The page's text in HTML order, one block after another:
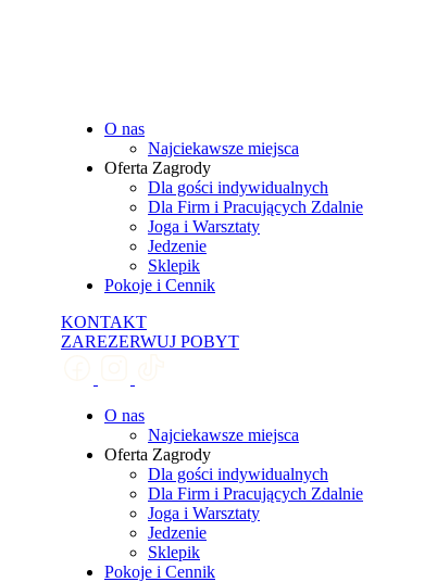
O nas
Najciekawsze miejsca
Oferta Zagrody
Dla gości indywidualnych
Dla Firm i Pracujących Zdalnie
Joga i Warsztaty
Jedzenie
Sklepik
Pokoje i Cennik
KONTAKT
ZAREZERWUJ POBYT
O nas
Najciekawsze miejsca
Oferta Zagrody
Dla gości indywidualnych
Dla Firm i Pracujących Zdalnie
Joga i Warsztaty
Jedzenie
Sklepik
Pokoje i Cennik